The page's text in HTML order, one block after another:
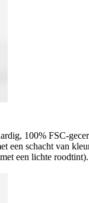
100% FSC-
een schacht van
een lichte